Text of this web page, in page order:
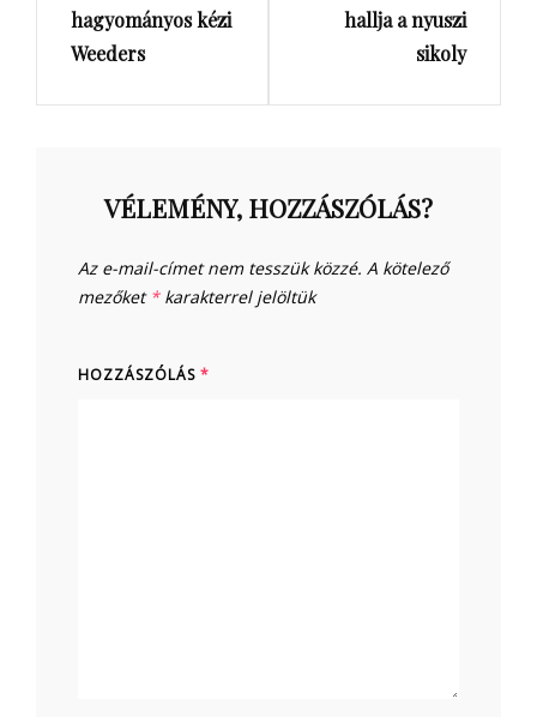
hagyományos kézi
Weeders
hallja a nyuszi
sikoly
VÉLEMÉNY, HOZZÁSZÓLÁS?
Az e-mail-címet nem tesszük közzé. A kötelező
mezőket *karakterrel jelöltük
HOZZÁSZÓLÁS *